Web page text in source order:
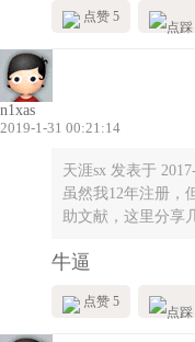
点赞 5
n1xas
2019-1-31 00:21:14
天涯sx 发表于
虽然我12年注册，
助文献，这里分享
牛逼
点赞 5